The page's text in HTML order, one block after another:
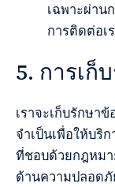
เฉพาะผ่าน
การติดต่อเ
5. การเก็
เราจะเก็บรักษา
จำเป็นเพื่อให้บริ
ที่ชอบด้วยกฎหมา
ด้านความปลอด